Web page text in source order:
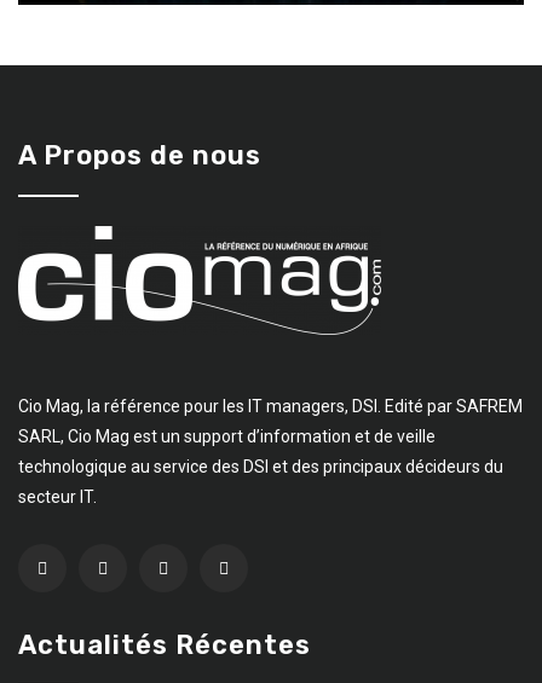
A Propos de nous
Cio Mag, la référence pour les IT managers, DSI. Edité par SAFREM
SARL, Cio Mag est un support d’information et de veille
technologique au service des DSI et des principaux décideurs du
secteur IT.
Actualités Récentes